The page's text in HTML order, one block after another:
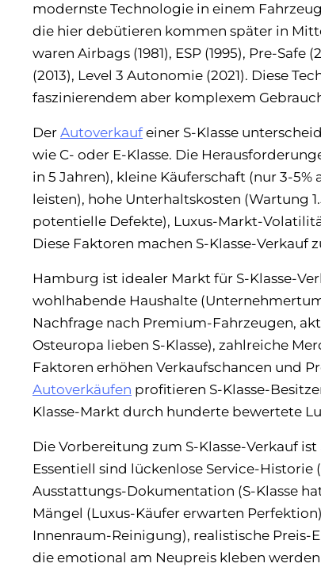
modernste Technologie in einem
die hier debütieren kommen später in
waren Airbags (1981), ESP (1995), Pre-
(2013), Level 3 Autonomie (2021). Diese
faszinierendem aber komplexem
Der Autoverkauf einer S-Klasse
wie C- oder E-Klasse. Die
in 5 Jahren), kleine Käuferschaft (nur 3-
leisten), hohe Unterhaltskosten (Wartung
potentielle Defekte), Luxus-Markt-
Diese Faktoren machen S-Klasse-
Hamburg ist idealer Markt für S-Klasse-
wohlhabende Haushalte
Nachfrage nach Premium-Fahrzeugen,
Osteuropa lieben S-Klasse), zahlreiche
Faktoren erhöhen Verkaufschancen und
Autoverkäufen profitieren S-Klasse-
Klasse-Markt durch hunderte bewertete
Die Vorbereitung zum S-Klasse-Verkauf
Essentiell sind lückenlose Service-
Ausstattungs-Dokumentation (S-Klasse
Mängel (Luxus-Käufer erwarten
Innenraum-Reinigung), realistische
die emotional am Neupreis kleben